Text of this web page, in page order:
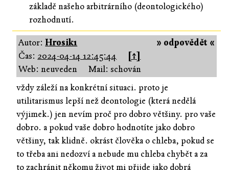
základě našeho arbitrárního (deontologického)
rozhodnutí.
» odpovědět «
Autor:Hrosik1
Čas: 2024-04-14 12:45:44
[↑]
Web: neuveden
Mail: schován
vždy záleží na konkrétní situaci. proto je
utilitarismus lepší než deontologie (která nedělá
výjimek.) jen nevím proč pro dobro většiny. pro vaše
dobro. a pokud vaše dobro hodnotíte jako dobro
většiny, tak klidně. okrást člověka o chleba, pokud se
to třeba ani nedozví a nebude mu chleba chybět a za
to zachránit někomu život mi přijde jako dobrá